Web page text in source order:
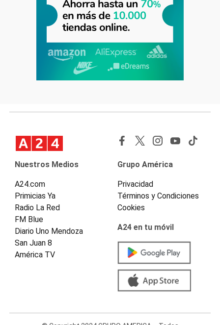
Nuestros Medios
A24.com
Primicias Ya
Radio La Red
FM Blue
Diario Uno Mendoza
San Juan 8
América TV
Grupo América
Privacidad
Términos y Condiciones
Cookies
A24 en tu móvil